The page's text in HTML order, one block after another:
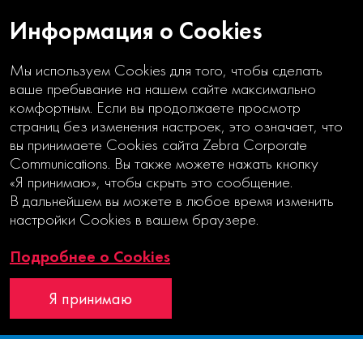
ЛИЧНАЯ
ОТВЕТСТВЕННОСТЬ
Отчет об устойчивом развитии
Фотосессия
Информация о Cookies
Мы используем Cookies для того, чтобы сделать
ваше пребывание на нашем сайте максимально
комфортным. Если вы продолжаете просмотр
страниц без изменения настроек, это означает, что
вы принимаете Cookies сайта Zebra Corporate
Communications. Вы также можете нажать кнопку
«Я принимаю», чтобы скрыть это сообщение.
В дальнейшем вы можете в любое время изменить
настройки Cookies в вашем браузере.
Подробнее о Cookies
Я принимаю